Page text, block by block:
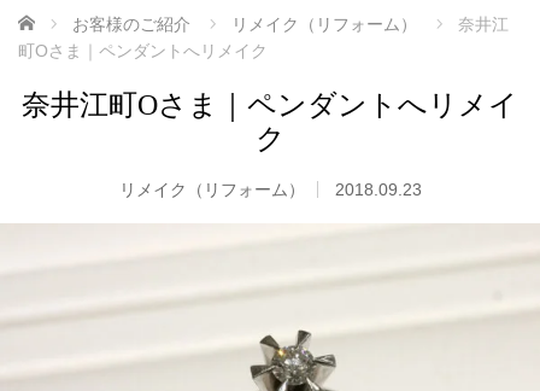
ホーム お客様のご紹介 リメイク（リフォーム）
奈井江
町Oさま｜ペンダントへリメイク
奈井江町Oさま｜ペンダントへリメイ
ク
リメイク（リフォーム） 2018.09.23